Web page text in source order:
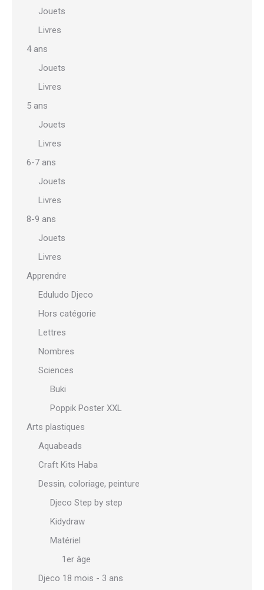
Jouets
Livres
4 ans
Jouets
Livres
5 ans
Jouets
Livres
6-7 ans
Jouets
Livres
8-9 ans
Jouets
Livres
Apprendre
Eduludo Djeco
Hors catégorie
Lettres
Nombres
Sciences
Buki
Poppik Poster XXL
Arts plastiques
Aquabeads
Craft Kits Haba
Dessin, coloriage, peinture
Djeco Step by step
Kidydraw
Matériel
1er âge
Djeco 18 mois - 3 ans